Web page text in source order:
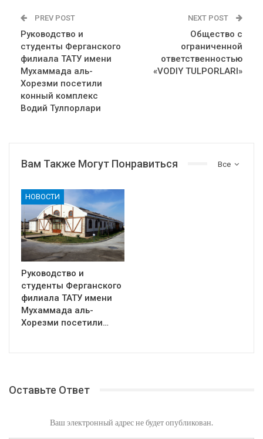
PREV POST
Руководство и
студенты Ферганского
филиала ТАТУ имени
Мухаммада аль-
Хорезми посетили
конный комплекс
Водий Тулпорлари
NEXT POST
Общество с
ограниченной
ответственностью
«VODIY TULPORLARI»
Все
Вам Также Могут Понравиться
НОВОСТИ
Руководство и
студенты Ферганского
филиала ТАТУ имени
Мухаммада аль-
Хорезми посетили…
Оставьте Ответ
Ваш электронный адрес не будет опубликован.